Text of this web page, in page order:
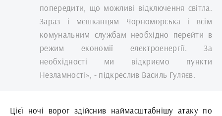
попередити, що можливі відключення світла.
Зараз і мешканцям Чорноморська і всім
комунальним службам необхідно перейти в
режим економії електроенергії. За
необхідності ми відкриємо пункти
Незламності», - підкреслив Василь Гуляєв.
Цієї ночі ворог здійснив наймасштабнішу атаку по